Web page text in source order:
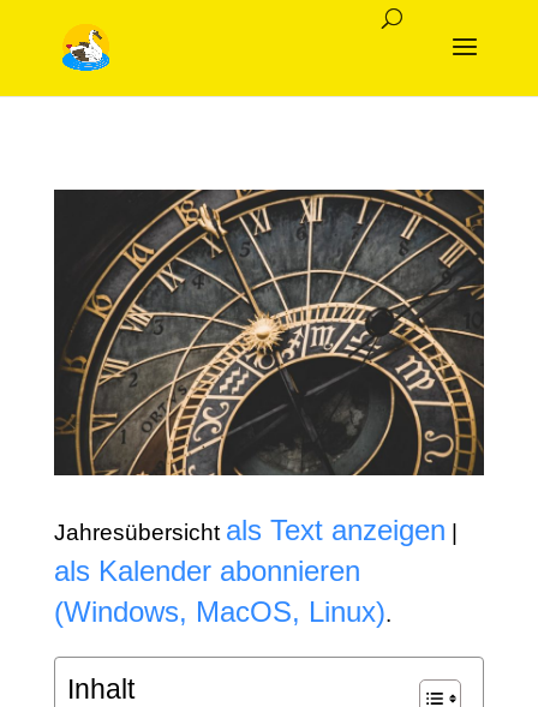
Jahresübersicht als Text anzeigen |
als Kalender abonnieren
(Windows, MacOS, Linux).
Inhalt